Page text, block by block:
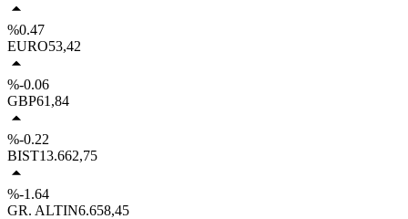
%0.47
EURO53,42
%-0.06
GBP61,84
%-0.22
BIST13.662,75
%-1.64
GR. ALTIN6.658,45